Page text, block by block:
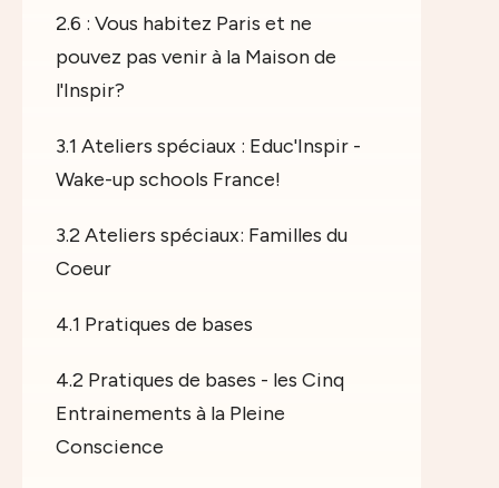
2.6 : Vous habitez Paris et ne
pouvez pas venir à la Maison de
l'Inspir?
3.1 Ateliers spéciaux : Educ'Inspir -
Wake-up schools France!
3.2 Ateliers spéciaux: Familles du
Coeur
4.1 Pratiques de bases
4.2 Pratiques de bases - les Cinq
Entrainements à la Pleine
Conscience